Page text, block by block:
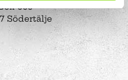
633
Södertälje